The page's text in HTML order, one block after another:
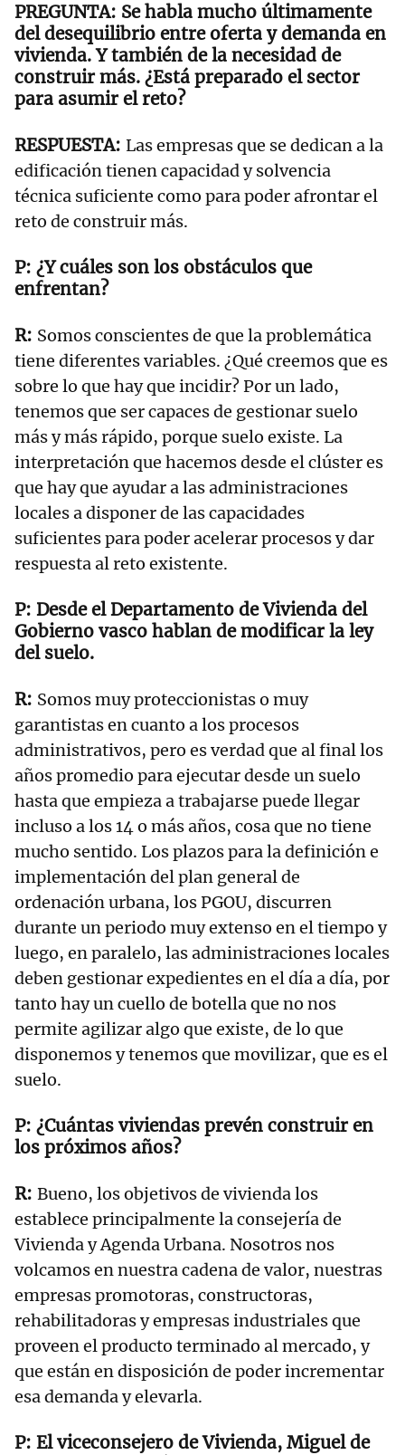
Se habla mucho últimamente
del desequilibrio entre oferta y demanda en
vivienda. Y también de la necesidad de
construir más. ¿Está preparado el sector
para asumir el reto?
Las empresas que se dedican a la
edificación tienen capacidad y solvencia
técnica suficiente como para poder afrontar el
reto de construir más.
¿Y cuáles son los obstáculos que
enfrentan?
Somos conscientes de que la problemática
tiene diferentes variables. ¿Qué creemos que es
sobre lo que hay que incidir? Por un lado,
tenemos que ser capaces de gestionar suelo
más y más rápido, porque suelo existe. La
interpretación que hacemos desde el clúster es
que hay que ayudar a las administraciones
locales a disponer de las capacidades
suficientes para poder acelerar procesos y dar
respuesta al reto existente.
Desde el Departamento de Vivienda del
Gobierno vasco hablan de modificar la ley
del suelo.
Somos muy proteccionistas o muy
garantistas en cuanto a los procesos
administrativos, pero es verdad que al final los
años promedio para ejecutar desde un suelo
hasta que empieza a trabajarse puede llegar
incluso a los 14 o más años, cosa que no tiene
mucho sentido. Los plazos para la definición e
implementación del plan general de
ordenación urbana, los PGOU, discurren
durante un periodo muy extenso en el tiempo y
luego, en paralelo, las administraciones locales
deben gestionar expedientes en el día a día, por
tanto hay un cuello de botella que no nos
permite agilizar algo que existe, de lo que
disponemos y tenemos que movilizar, que es el
suelo.
¿Cuántas viviendas prevén construir en
los próximos años?
Bueno, los objetivos de vivienda los
establece principalmente la consejería de
Vivienda y Agenda Urbana. Nosotros nos
volcamos en nuestra cadena de valor, nuestras
empresas promotoras, constructoras,
rehabilitadoras y empresas industriales que
proveen el producto terminado al mercado, y
que están en disposición de poder incrementar
esa demanda y elevarla.
El viceconsejero de Vivienda, Miguel de